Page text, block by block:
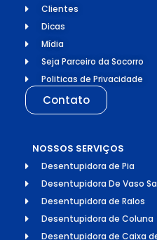
Clientes
Dicas
Mídia
Seja Parceiro da Socorro
Politicas de Privacidade
Contato
NOSSOS SERVIÇOS
Desentupidora de Pia
Desentupidora De Vaso
Desentupidora de Ralos
Desentupidora de Coluna
Desentupidora de Caixa